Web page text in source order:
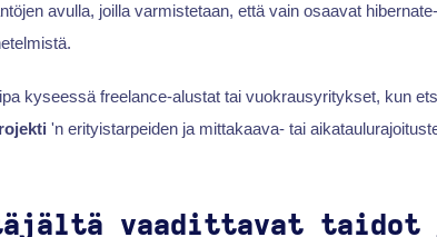
avulla, joilla varmistetaan, että vain osaavat
kyseessä freelance-alustat tai vuokrausyritykset, kun
'n erityistarpeiden ja mittakaava- tai
vaadittavat taidot